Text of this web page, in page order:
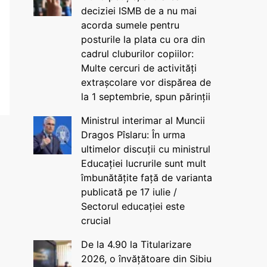
deciziei ISMB de a nu mai
acorda sumele pentru
posturile la plata cu ora din
cadrul cluburilor copiilor:
Multe cercuri de activități
extrașcolare vor dispărea de
la 1 septembrie, spun părinții
Ministrul interimar al Muncii
Dragos Pîslaru: În urma
ultimelor discuții cu ministrul
Educației lucrurile sunt mult
îmbunătățite față de varianta
publicată pe 17 iulie /
Sectorul educației este
crucial
De la 4.90 la Titularizare
2026, o învățătoare din Sibiu